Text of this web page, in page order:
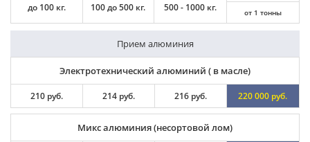
до 100 кг. 100 до 500 кг. 500 - 1000 кг. от 1 тонны
Прием алюминия
Электротехнический алюминий ( в масле)
210 руб. 214 руб. 216 руб. 220 000 руб.
Микс алюминия (несортовой лом)